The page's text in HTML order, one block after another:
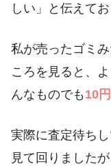
しい」と伝えて
私が売ったゴミ
ころを見ると、
んなものでも 10
実際に査定待ち
見て回りました